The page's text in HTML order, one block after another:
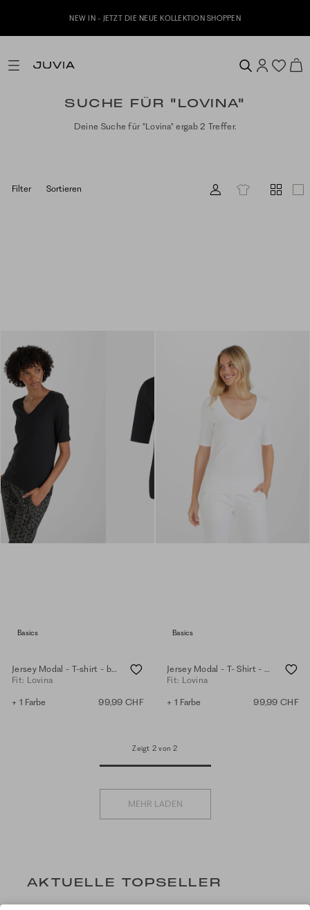
NEW IN - JETZT DIE NEUE KOLLEKTION SHOPPEN
SUCHE FÜR "LOVINA"
Deine Suche für "Lovina" ergab 2 Treffer.
Filter Sortieren
Basics
Jersey Modal - T-shirt - black
Fit: Lovina
+ 1 Farbe 99,99 CHF
Basics
Jersey Modal - T- Shirt - white
Fit: Lovina
+ 1 Farbe 99,99 CHF
Zeigt 2 von 2
MEHR LADEN
AKTUELLE TOPSELLER